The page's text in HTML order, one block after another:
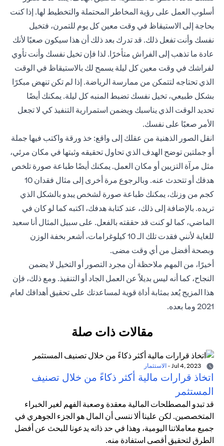
أسلوب العمل على رؤية المخاطر المحتملة والتخطيط لها. إذا كنت
بحاجة إلى الاستيقاظ في وقت معين كل يوم للتمرن، فتخيل
نفسك وأنت تفعل ذلك. قد تدرك بعد ذلك أن هذا سيكون صعبًا لأنك
عادة ما تذهب إلى الفراش متأخرًا. لذا فإن تخيل نفسك وأنت تأوي
لفراشك في وقت معين كل ليلة يسمح لك بالاستيقاظ في الوقت
الذي تحتاجه لتتمكن من ممارسة الرياضة. إذا لم تكن تنهض مبكرًا
بشكل طبيعي، تخيل نفسك تضبط المنبه كل ليلة. يمكنك أيضًا
تحديد الوقت الذي يناسبك ويضمن استمرارية التنفيذ كي لا تجعل
الأمر صعبًا على نفسك.
انقل الصور الذهنية من عقلك إلى واقع: خذ ورقة واكتب فيها جملة
أو جملتين توضح الهدف الذي تحاول تحقيقه وثبتها في مكان مرئي،
مثل مرآة التزيين أو مكان العمل. يمكنك أيضًا طباعة صورة تلخص
هدفك أو تتحدث عنه. وبالرجوع مرة أخرى إلى مثال فقدان 10
كجم من وزنك، يمكنك طباعة صورة لشخص يبدو بالشكل الذي
تريده. بالإضافة إلى ذلك، عند كتابة هدفك، اكتبه كما لو كان في
الماضي، كما لو كنت قد حققته بالفعل. على سبيل المثال أنا سعيد
للغاية لأنني فقدت تلك الـ 10 كيلوغرامات، أشعر بخفة الوزن
وبصحة أفضل من أي وقت مضى.
أخيرًا، من المهم ملاحظة أن مجرد التصور أو التخيل لا يضمن
النجاح، كما أنه ليس بديلاً عن العمل الجاد أو التنفيذ. ومع ذلك، فإن
هذا المزيج يُعد بمثابة أداة قوية لمساعدتك على تحقيق أهدافك لعام
2021 وما بعده.
مقالات ذات صلة
- الاستثمار
اتخاذ قرارات مالية أكثر ذكاءً من خلال تصنيف
المستثمر
قد تبدو المصطلحات المالية معقدة وصعبة الفهم لغير الخبراء
المتخصصين. لكن علينا ألا ننسى أن المال هو الجزء الجوهري في
جميع معاملاتنا اليومية، وهذا في حد ذاته يدعونا للبحث عن أفضل
الطرق لتحقيق أقصى استفادة منه.